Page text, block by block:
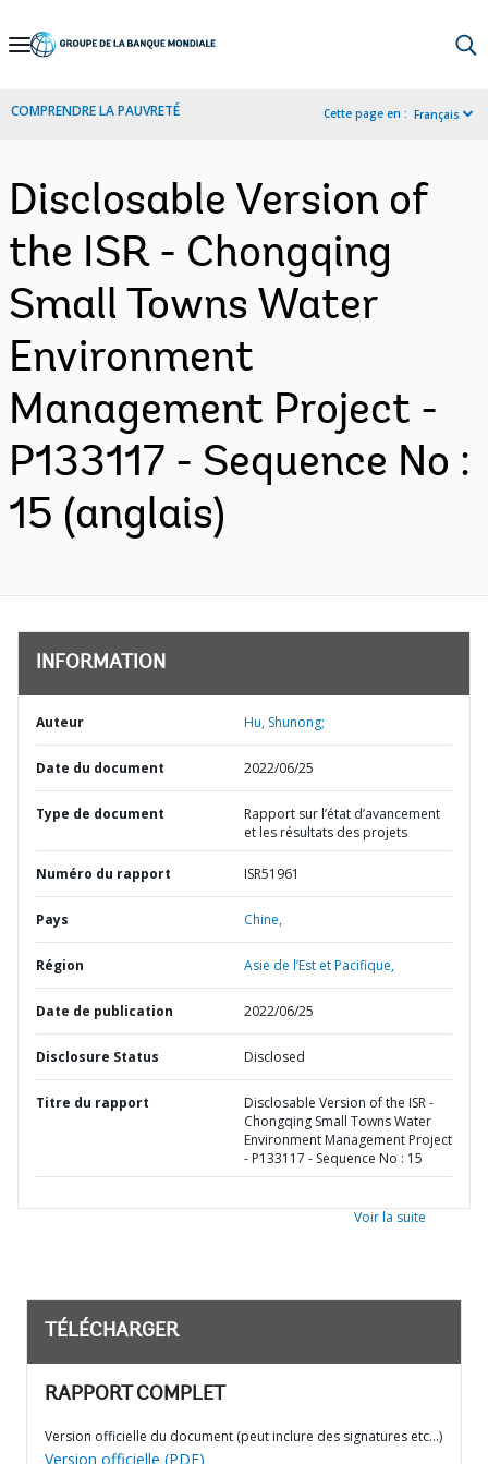
Skip
Navigation
COMPRENDRE LA PAUVRETÉ Cette page en : Français
Disclosable Version of
the ISR - Chongqing
Small Towns Water
Environment
Management Project -
P133117 - Sequence No :
15 (anglais)
INFORMATION
Auteur Hu, Shunong;
Date du document 2022/06/25
Type de document
Rapport sur l’état d’avancement
et les résultats des projets
Numéro du rapport ISR51961
Pays Chine,
Région Asie de l’Est et Pacifique,
Date de publication 2022/06/25
Disclosure Status Disclosed
Titre du rapport
Disclosable Version of the ISR -
Chongqing Small Towns Water
Environment Management Project
- P133117 - Sequence No : 15
Voir la suite
TÉLÉCHARGER
RAPPORT COMPLET
Version officielle du document (peut inclure des signatures etc…)
Version officielle (PDF)